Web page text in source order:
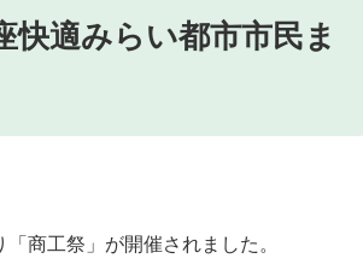
快適みらい都市市民ま
商工祭」が開催されました。